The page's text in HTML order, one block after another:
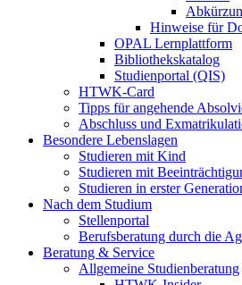
Hinweise für
OPAL Lernplattform
Bibliothekskatalog
Studienportal (QIS)
HTWK-Card
Tipps für angehende
Abschluss und
Besondere Lebenslagen
Studieren mit Kind
Studieren mit
Studieren in erster
Nach dem Studium
Stellenportal
Berufsberatung durch die
Beratung & Service
Allgemeine Studienberatung